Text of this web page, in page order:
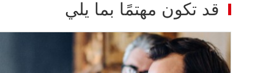
قد تكون مهتمًا بما يلي